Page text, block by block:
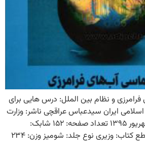
و نظام بین الملل: درس هایی برای
ایران سیدعباس عراقچی ناشر: وزارت
امور خارجه تاریخ نشر: شهریور ۱۳۹۵ تعداد صفحه: ۱۵۲ شابک:
۹۷۸-۹۶۴-۳۶۱-۷۴۴-۸ قطع کتاب: وزیری نوع جلد: شومیز وزن: ۲۳۴